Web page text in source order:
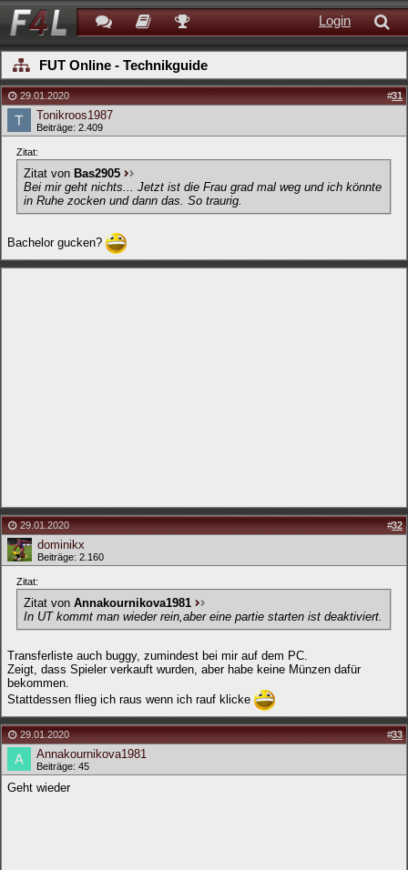
Login
FUT Online - Technikguide
29.01.2020 #31
Tonikroos1987
Beiträge: 2.409
Zitat:
Zitat von Bas2905
Bei mir geht nichts... Jetzt ist die Frau grad mal weg und ich könnte
in Ruhe zocken und dann das. So traurig.
Bachelor gucken?
29.01.2020 #32
dominikx
Beiträge: 2.160
Zitat:
Zitat von Annakournikova1981
In UT kommt man wieder rein,aber eine partie starten ist deaktiviert.
Transferliste auch buggy, zumindest bei mir auf dem PC.
Zeigt, dass Spieler verkauft wurden, aber habe keine Münzen dafür
bekommen.
Stattdessen flieg ich raus wenn ich rauf klicke
29.01.2020 #33
Annakournikova1981
Beiträge: 45
Geht wieder